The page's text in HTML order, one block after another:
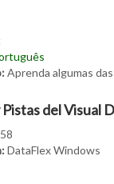
Aprenda algumas
del Visual
DataFlex Windows